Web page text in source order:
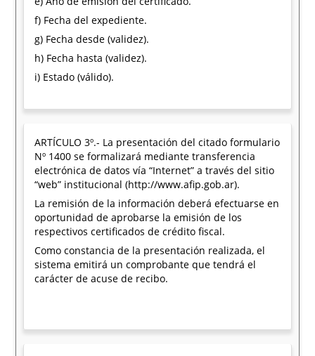
f) Fecha del expediente.
g) Fecha desde (validez).
h) Fecha hasta (validez).
i) Estado (válido).
ARTÍCULO 3º.- La presentación del citado formulario
Nº 1400 se formalizará mediante transferencia
electrónica de datos vía “Internet” a través del sitio
“web” institucional (http://www.afip.gob.ar).
La remisión de la información deberá efectuarse en
oportunidad de aprobarse la emisión de los
respectivos certificados de crédito fiscal.
Como constancia de la presentación realizada, el
sistema emitirá un comprobante que tendrá el
carácter de acuse de recibo.